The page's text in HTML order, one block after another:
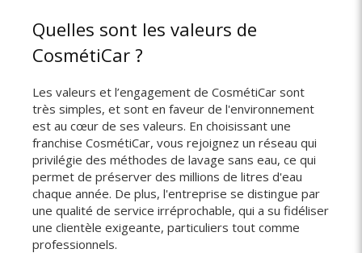
Quelles sont les valeurs de
CosmétiCar ?
Les valeurs et l’engagement de CosmétiCar sont
très simples, et sont en faveur de l'environnement
est au cœur de ses valeurs. En choisissant une
franchise CosmétiCar, vous rejoignez un réseau qui
privilégie des méthodes de lavage sans eau, ce qui
permet de préserver des millions de litres d'eau
chaque année. De plus, l'entreprise se distingue par
une qualité de service irréprochable, qui a su fidéliser
une clientèle exigeante, particuliers tout comme
professionnels.